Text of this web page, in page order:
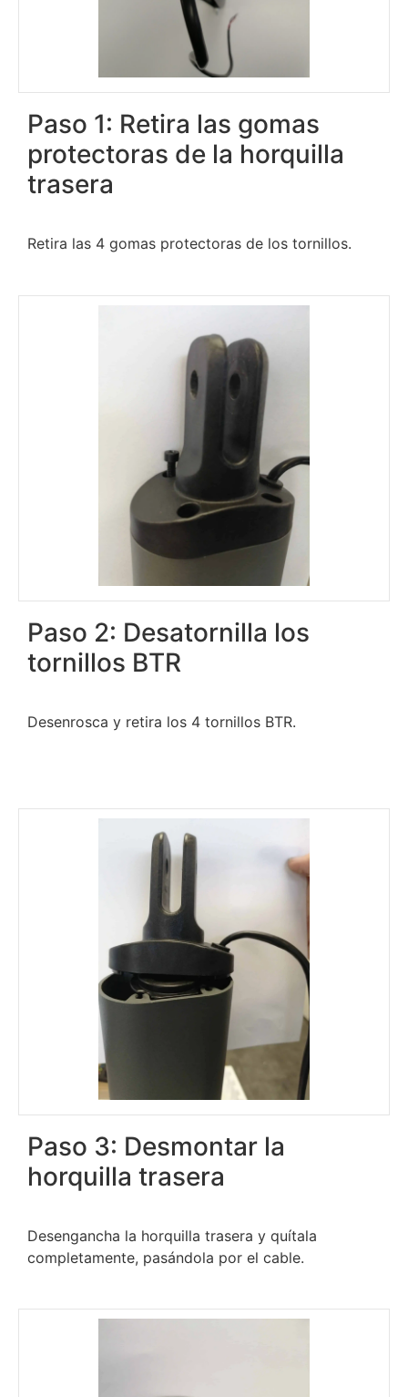
Paso 1: Retira las gomas
protectoras de la horquilla
trasera
Retira las 4 gomas protectoras de los tornillos.
Paso 2: Desatornilla los
tornillos BTR
Desenrosca y retira los 4 tornillos BTR.
Paso 3: Desmontar la
horquilla trasera
Desengancha la horquilla trasera y quítala
completamente, pasándola por el cable.